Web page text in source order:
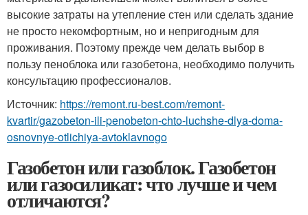
высокие затраты на утепление стен или сделать здание
не просто некомфортным, но и непригодным для
проживания. Поэтому прежде чем делать выбор в
пользу пеноблока или газобетона, необходимо получить
консультацию профессионалов.
Источник: https://remont.ru-best.com/remont-
kvartir/gazobeton-ili-penobeton-chto-luchshe-dlya-doma-
osnovnye-otlichiya-avtoklavnogo
Газобетон или газоблок. Газобетон
или газосиликат: что лучше и чем
отличаются?